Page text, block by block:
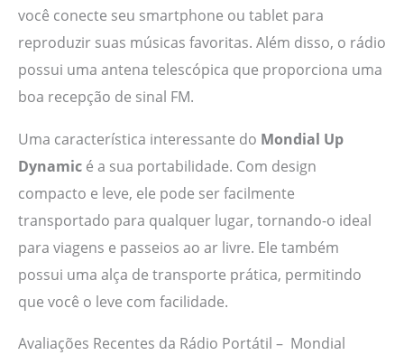
você conecte seu smartphone ou tablet para
reproduzir suas músicas favoritas. Além disso, o rádio
possui uma antena telescópica que proporciona uma
boa recepção de sinal FM.
Uma característica interessante do Mondial Up
Dynamic é a sua portabilidade. Com design
compacto e leve, ele pode ser facilmente
transportado para qualquer lugar, tornando-o ideal
para viagens e passeios ao ar livre. Ele também
possui uma alça de transporte prática, permitindo
que você o leve com facilidade.
Avaliações Recentes da Rádio Portátil – Mondial